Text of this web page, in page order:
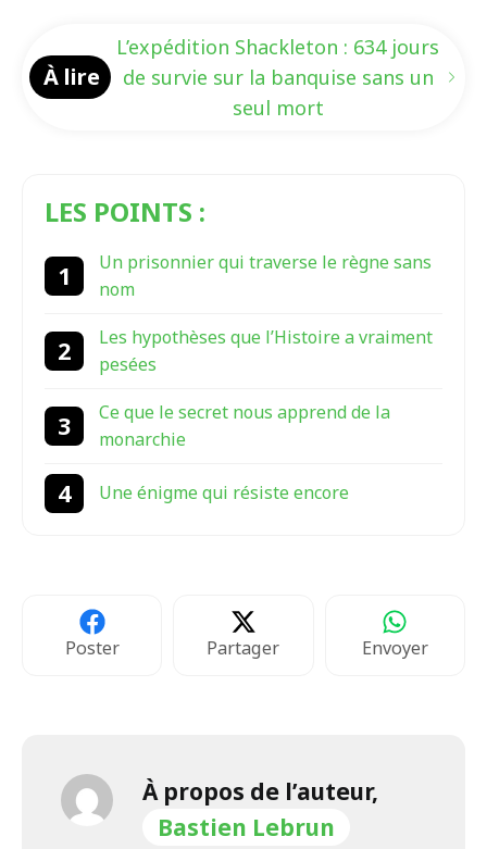
À lire
L’expédition Shackleton : 634 jours
de survie sur la banquise sans un
seul mort
LES POINTS :
Un prisonnier qui traverse le règne sans
nom
Les hypothèses que l’Histoire a vraiment
pesées
Ce que le secret nous apprend de la
monarchie
Une énigme qui résiste encore
Poster Partager Envoyer
À propos de l’auteur,
Bastien Lebrun